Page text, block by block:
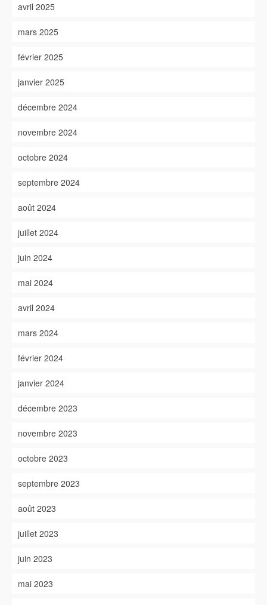
avril 2025
mars 2025
février 2025
janvier 2025
décembre 2024
novembre 2024
octobre 2024
septembre 2024
août 2024
juillet 2024
juin 2024
mai 2024
avril 2024
mars 2024
février 2024
janvier 2024
décembre 2023
novembre 2023
octobre 2023
septembre 2023
août 2023
juillet 2023
juin 2023
mai 2023